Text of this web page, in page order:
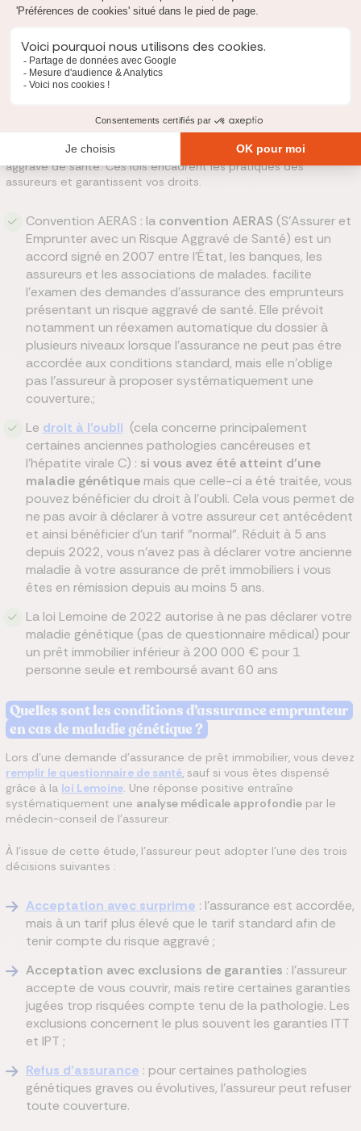
Trisomie 21
Quelle loi protège les emprunteurs atteints de maladie
génétique ?
Plusieurs dispositifs législatifs et conventionnels ont été mis en
faciliter l'accès au crédit immobilierdes personnes
atteintes de maladies génétiques ou présentant un risque
aggravé de santé. Ces lois encadrent les pratiques des
assureurs et garantissent vos droits.
Convention AERAS : la convention AERAS (S'Assurer et
Emprunter avec un Risque Aggravé de Santé) est un
accord signé en 2007 entre l'État, les banques, les
assureurs et les associations de malades. facilite
l’examen des demandes d’assurance des emprunteurs
présentant un risque aggravé de santé. Elle prévoit
notamment un réexamen automatique du dossier à
plusieurs niveaux lorsque l’assurance ne peut pas être
accordée aux conditions standard, mais elle n’oblige
pas l’assureur à proposer systématiquement une
couverture.;
Le droit à l'oubli (cela concerne principalement
certaines anciennes pathologies cancéreuses et
l’hépatite virale C) : si vous avez été atteint d'une
maladie génétiquemais que celle-ci a été traitée, vous
pouvez bénéficier du droit à l'oubli. Cela vous permet de
ne pas avoir à déclarer à votre assureur cet antécédent
et ainsi bénéficier d'un tarif "normal". Réduit à 5 ans
depuis 2022, vous n'avez pas à déclarer votre ancienne
maladie à votre assurance de prêt immobiliers i vous
êtes en rémission depuis au moins 5 ans.
La loi Lemoine de 2022 autorise à ne pas déclarer votre
maladie génétique (pas de questionnaire médical) pour
un prêt immobilier inférieur à 200 000 € pour 1
personne seule et remboursé avant 60 ans
Quelles sont les conditions d’assurance emprunteur
en cas de maladie génétique ?
Lors d’une demande d’assurance de prêt immobilier, vous devez
remplir le questionnaire de santé, sauf si vous êtes dispensé
grâce à la loi Lemoine. Une réponse positive entraîne
systématiquement une analyse médicale approfondie par le
médecin-conseil de l’assureur.
À l’issue de cette étude, l’assureur peut adopter l’une des trois
décisions suivantes :
Acceptation avec surprime : l’assurance est accordée,
mais à un tarif plus élevé que le tarif standard afin de
tenir compte du risque aggravé ;
Acceptation avec exclusions de garanties : l’assureur
accepte de vous couvrir, mais retire certaines garanties
jugées trop risquées compte tenu de la pathologie. Les
exclusions concernent le plus souvent les garanties ITT
et IPT ;
Refus d’assurance : pour certaines pathologies
génétiques graves ou évolutives, l’assureur peut refuser
toute couverture.